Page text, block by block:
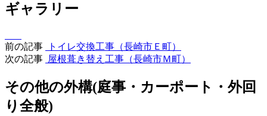
ギャラリー
前の記事
トイレ交換工事（長崎市Ｅ町）
次の記事 屋根葺き替え工事（長崎市Ｍ町）
その他の外構(庭事・カーポート・外回
り全般)